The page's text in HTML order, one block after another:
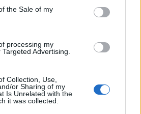
the Sale of my
processing my
Advertising.
Collection, Use,
or Sharing of my
Is Unrelated with the
it was collected.